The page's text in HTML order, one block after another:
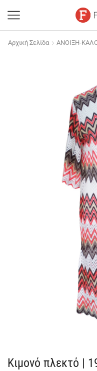
Αρχική Σελίδα ΑΝΟΙΞΗ-
Κιμονό πλεκτό |